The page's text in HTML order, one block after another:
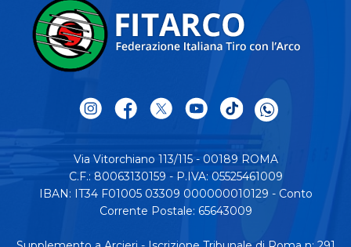
Via Vitorchiano 113/115 - 00189 ROMA
C.F.: 80063130159 - P.IVA: 05525461009
IBAN: IT34 F01005 03309 000000010129 - Conto
Corrente Postale: 65643009